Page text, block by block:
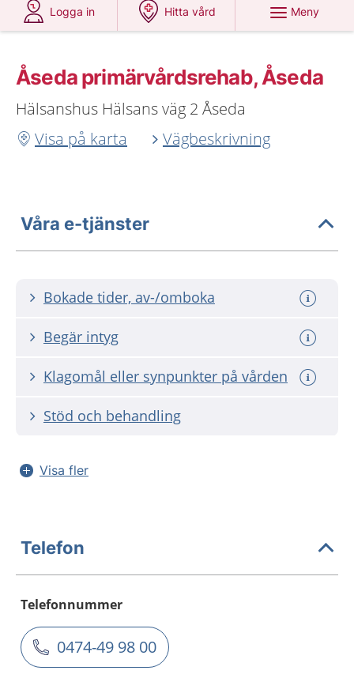
Logga in
Hitta vård
Meny
Åseda primärvårdsrehab, Åseda
Hälsanshus Hälsans väg 2 Åseda
Visa på karta
Vägbeskrivning
Våra e-tjänster
Bokade tider, av-/omboka
Begär intyg
Klagomål eller synpunkter på vården
Stöd och behandling
Visa fler
Telefon
Telefonnummer
0474-49 98 00